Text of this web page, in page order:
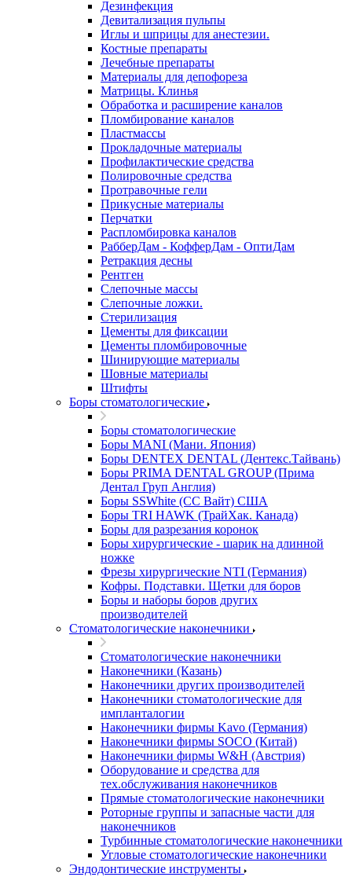
Дезинфекция
Девитализация пульпы
Иглы и шприцы для анестезии.
Костные препараты
Лечебные препараты
Материалы для депофореза
Матрицы. Клинья
Обработка и расширение каналов
Пломбирование каналов
Пластмассы
Прокладочные материалы
Профилактические средства
Полировочные средства
Протравочные гели
Прикусные материалы
Перчатки
Распломбировка каналов
РабберДам - КофферДам - ОптиДам
Ретракция десны
Рентген
Слепочные массы
Слепочные ложки.
Стерилизация
Цементы для фиксации
Цементы пломбировочные
Шинирующие материалы
Шовные материалы
Штифты
Боры стоматологические
Боры стоматологические
Боры MANI (Мани. Япония)
Боры DENTEX DENTAL (Дентекс.Тайвань)
Боры PRIMA DENTAL GROUP (Прима
Дентал Груп Англия)
Боры SSWhite (СС Вайт) США
Боры TRI HAWK (ТрайХак. Канада)
Боры для разрезания коронок
Боры хирургические - шарик на длинной
ножке
Фрезы хирургические NTI (Германия)
Кофры. Подставки. Щетки для боров
Боры и наборы боров других
производителей
Стоматологические наконечники
Стоматологические наконечники
Наконечники (Казань)
Наконечники других производителей
Наконечники стоматологические для
импланталогии
Наконечники фирмы Kavo (Германия)
Наконечники фирмы SOCO (Китай)
Наконечники фирмы W&H (Австрия)
Оборудование и средства для
тех.обслуживания наконечников
Прямые стоматологические наконечники
Роторные группы и запасные части для
наконечников
Турбинные стоматологические наконечники
Угловые стоматологические наконечники
Эндодонтические инструменты